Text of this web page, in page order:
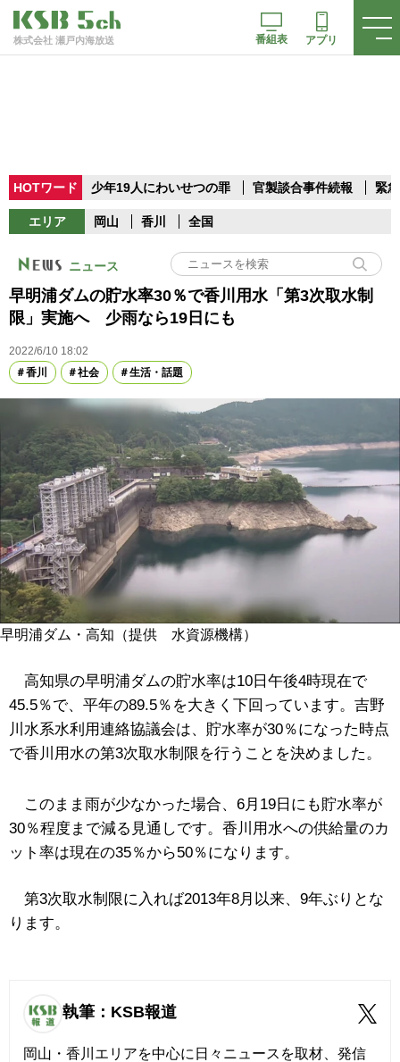
株式会社 瀬戸内海放送 番組表 アプリ
HOTワード 少年19人にわいせつの罪 官製談合事件続報 緊
エリア 岡山 香川 全国
ニュース
早明浦ダムの貯水率30％で香川用水「第3次取水制
限」実施へ 少雨なら19日にも
2022/6/10 18:02
香川
社会 生活・話題
早明浦ダム・高知（提供 水資源機構）
高知県の早明浦ダムの貯水率は10日午後4時現在で
45.5％で、平年の89.5％を大きく下回っています。吉野
川水系水利用連絡協議会は、貯水率が30％になった時点
で香川用水の第3次取水制限を行うことを決めました。
このまま雨が少なかった場合、6月19日にも貯水率が
30％程度まで減る見通しです。香川用水への供給量のカ
ット率は現在の35％から50％になります。
第3次取水制限に入れば2013年8月以来、9年ぶりとな
ります。
執筆：KSB報道
岡山・香川エリアを中心に日々ニュースを取材、発信